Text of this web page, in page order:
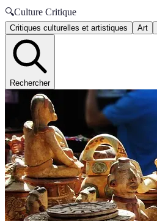
🔍Culture Critique
Critiques culturelles et artistiques Art
Rechercher